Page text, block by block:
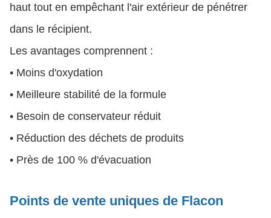
haut tout en empêchant l'air extérieur de pénétrer
dans le récipient.
Les avantages comprennent :
• Moins d'oxydation
• Meilleure stabilité de la formule
• Besoin de conservateur réduit
• Réduction des déchets de produits
• Près de 100 % d'évacuation
Points de vente uniques de Flacon